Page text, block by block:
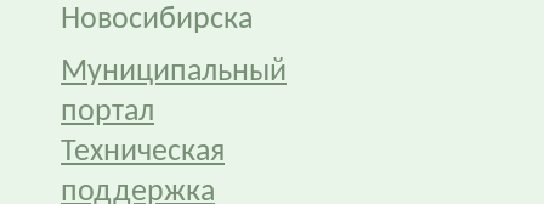
Новосибирска
Муниципальный
портал
Техническая
поддержка